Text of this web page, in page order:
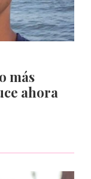
más
ahora